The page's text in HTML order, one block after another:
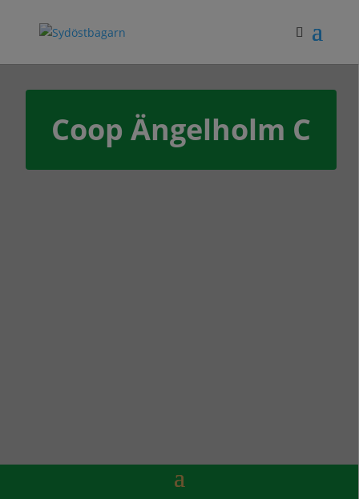
Coop Ängelholm C